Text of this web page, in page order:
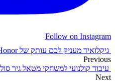
Follow on Instagram
גיקלואיד מעניק לכם עותק של For Honor לאקס בוקס במתנה!
Previous
עיבוד קולנועי למשחקי מטאל גיר
Next